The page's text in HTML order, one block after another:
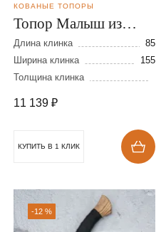
КОВАНЫЕ ТОПОРЫ
Топор Малыш из
стали 9ХС
Длина клинка
85
Ширина клинка
155
Толщина клинка
11 139 ₽
КУПИТЬ В 1 КЛИК
-12 %